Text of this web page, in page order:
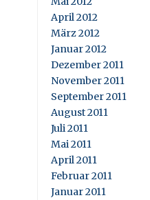
April 2012
März 2012
Januar 2012
Dezember 2011
November 2011
September 2011
August 2011
Juli 2011
Mai 2011
April 2011
Februar 2011
Januar 2011